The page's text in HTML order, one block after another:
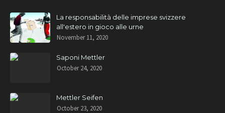
La responsabilità delle imprese svizzere
all'estero in gioco alle urne
November 11, 2020
Saponi Mettler
October 24, 2020
Mettler Seifen
October 23, 2020